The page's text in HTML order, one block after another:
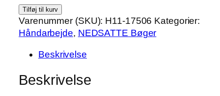
Væv
småt
i
Sigsgaard
Tilføj til kurv
Varenummer (SKU): H11-17506 Kategorier:
Håndarbejde, NEDSATTE Bøger
Beskrivelse
Beskrivelse